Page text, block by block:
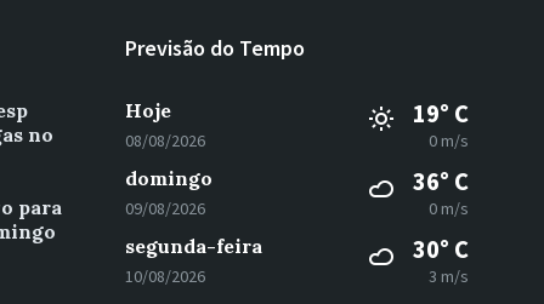
no
para
Previsão do Tempo
Hoje
08/08/2026
19° C
0 m/s
domingo
09/08/2026
36° C
0 m/s
segunda-feira
10/08/2026
30° C
3 m/s